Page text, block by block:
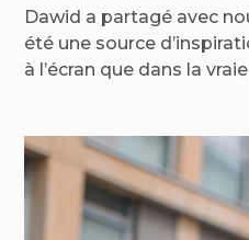
Dawid a partagé avec
été une source
à l’écran que dans la